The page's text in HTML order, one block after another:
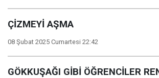
ÇİZMEYİ AŞMA
08 Şubat 2025 Cumartesi 22:42
GÖKKUŞAĞI GİBİ ÖĞRENCİLER